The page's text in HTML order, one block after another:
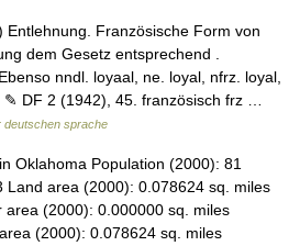
Französische Form von
dem Gesetz entsprechend .
nndl. loyaal, ne. loyal, nfrz. loyal,
✎ DF 2 (1942), 45. französisch frz …
deutschen sprache
Oklahoma Population (2000): 81
Land area (2000): 0.078624 sq. miles
area (2000): 0.000000 sq. miles
(2000): 0.078624 sq. miles